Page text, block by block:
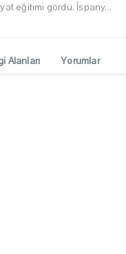
eğitimi gördü. İspany...
Alanları Yorumlar